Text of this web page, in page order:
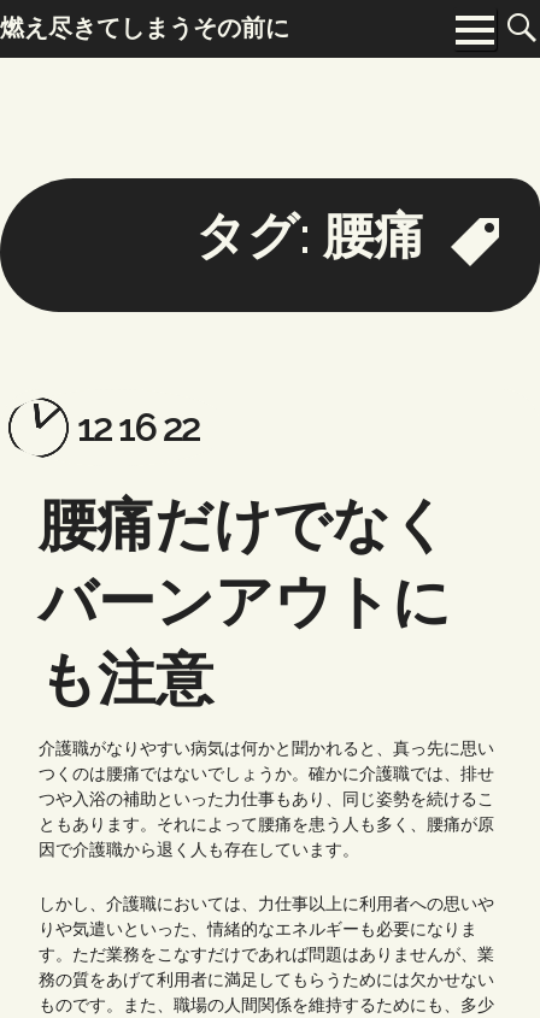
to
content
燃え尽きてしまうその前に Menu
タグ: 腰痛
Posted
on:
12 16 22Updated
on:
腰痛だけでなく
バーンアウトに
も注意
介護職がなりやすい病気は何かと聞かれると、真っ先に思い
つくのは腰痛ではないでしょうか。確かに介護職では、排せ
つや入浴の補助といった力仕事もあり、同じ姿勢を続けるこ
ともあります。それによって腰痛を患う人も多く、腰痛が原
因で介護職から退く人も存在しています。
しかし、介護職においては、力仕事以上に利用者への思いや
りや気遣いといった、情緒的なエネルギーも必要になりま
す。ただ業務をこなすだけであれば問題はありませんが、業
務の質をあげて利用者に満足してもらうためには欠かせない
ものです。また、職場の人間関係を維持するためにも、多少